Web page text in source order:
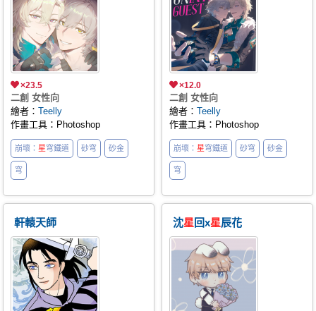
×23.5
二創 女性向
繪者：Teelly
作畫工具：Photoshop
崩壞：星穹鐵道 砂穹 砂金
穹
×12.0
二創 女性向
繪者： Teelly
作畫工具：Photoshop
崩壞： 星穹鐵道 砂穹 砂金
穹
軒轅天師 沈星 回x星辰花